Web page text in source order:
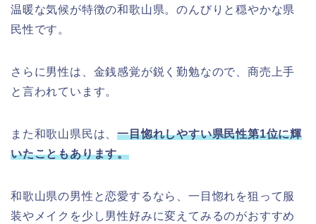
温暖な気候が特徴の和歌山県。のんびりと穏やかな県
民性です。
さらに男性は、金銭感覚が鋭く勤勉なので、商売上手
と言われています。
また和歌山県民は、一目惚れしやすい県民性第1位に輝
いたこともあります。
和歌山県の男性と恋愛するなら、一目惚れを狙って服
装やメイクを少し男性好みに変えてみるのがおすすめ